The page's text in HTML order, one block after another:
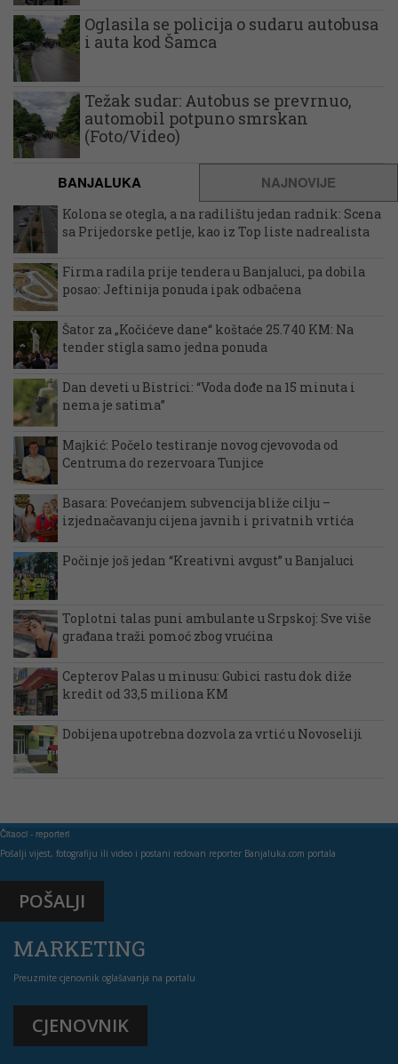
Oglasila se policija o sudaru autobusa
i auta kod Šamca
Težak sudar: Autobus se prevrnuo,
automobil potpuno smrskan
(Foto/Video)
BANJALUKA NAJNOVIJE
Kolona se otegla, a na radilištu jedan radnik: Scena
sa Prijedorske petlje, kao iz Top liste nadrealista
Firma radila prije tendera u Banjaluci, pa dobila
posao: Jeftinija ponuda ipak odbačena
Šator za „Kočićeve dane“ koštaće 25.740 KM: Na
tender stigla samo jedna ponuda
Dan deveti u Bistrici: “Voda dođe na 15 minuta i
nema je satima”
Majkić: Počelo testiranje novog cjevovoda od
Centruma do rezervoara Tunjice
Basara: Povećanjem subvencija bliže cilju –
izjednačavanju cijena javnih i privatnih vrtića
Počinje još jedan “Kreativni avgust” u Banjaluci
Toplotni talas puni ambulante u Srpskoj: Sve više
građana traži pomoć zbog vrućina
Cepterov Palas u minusu: Gubici rastu dok diže
kredit od 33,5 miliona KM
Dobijena upotrebna dozvola za vrtić u Novoseliji
Čitaoci - reporteri
Pošalji vijest, fotografiju ili video i postani redovan reporter Banjaluka.com portala
POŠALJI
MARKETING
Preuzmite cjenovnik oglašavanja na portalu
CJENOVNIK